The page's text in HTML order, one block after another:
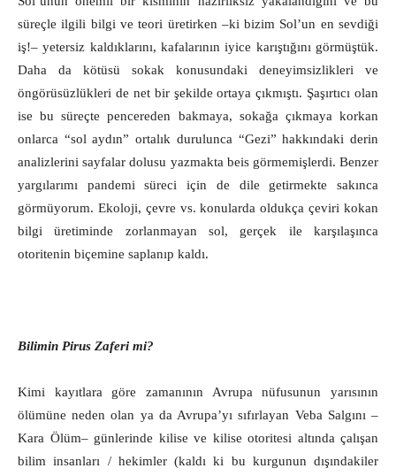
süreçle ilgili bilgi ve teori üretirken –ki bizim Sol’un en sevdiği
iş!‒ yetersiz kaldıklarını, kafalarının iyice karıştığını görmüştük.
Daha da kötüsü sokak konusundaki deneyimsizlikleri ve
öngörüsüzlükleri de net bir şekilde ortaya çıkmıştı. Şaşırtıcı olan
ise bu süreçte pencereden bakmaya, sokağa çıkmaya korkan
onlarca “sol aydın” ortalık durulunca “Gezi” hakkındaki derin
analizlerini sayfalar dolusu yazmakta beis görmemişlerdi. Benzer
yargılarımı pandemi süreci için de dile getirmekte sakınca
görmüyorum. Ekoloji, çevre vs. konularda oldukça çeviri kokan
bilgi üretiminde zorlanmayan sol, gerçek ile karşılaşınca
otoritenin biçemine saplanıp kaldı.
Bilimin Pirus Zaferi mi?
Kimi kayıtlara göre zamanının Avrupa nüfusunun yarısının
ölümüne neden olan ya da Avrupa’yı sıfırlayan Veba Salgını –
Kara Ölüm‒ günlerinde kilise ve kilise otoritesi altında çalışan
bilim insanları / hekimler (kaldı ki bu kurgunun dışındakiler